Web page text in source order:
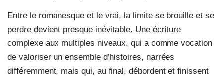
Entre le romanesque et le vrai, la limite se brouille et se
perdre devient presque inévitable. Une écriture
complexe aux multiples niveaux, qui a comme vocation
de valoriser un ensemble d’histoires, narrées
différemment, mais qui, au final, débordent et finissent